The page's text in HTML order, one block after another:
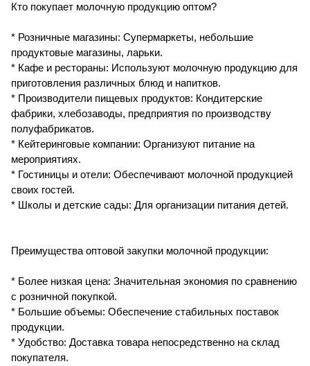
Кто покупает молочную продукцию оптом?
* Розничные магазины: Супермаркеты, небольшие
продуктовые магазины, ларьки.
* Кафе и рестораны: Используют молочную продукцию для
приготовления различных блюд и напитков.
* Производители пищевых продуктов: Кондитерские
фабрики, хлебозаводы, предприятия по производству
полуфабрикатов.
* Кейтеринговые компании: Организуют питание на
мероприятиях.
* Гостиницы и отели: Обеспечивают молочной продукцией
своих гостей.
* Школы и детские сады: Для организации питания детей.
Преимущества оптовой закупки молочной продукции:
* Более низкая цена: Значительная экономия по сравнению
с розничной покупкой.
* Большие объемы: Обеспечение стабильных поставок
продукции.
* Удобство: Доставка товара непосредственно на склад
покупателя.